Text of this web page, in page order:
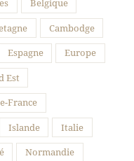
Belgique
Cambodge
Espagne Europe
Est
France
Islande Italie
Normandie